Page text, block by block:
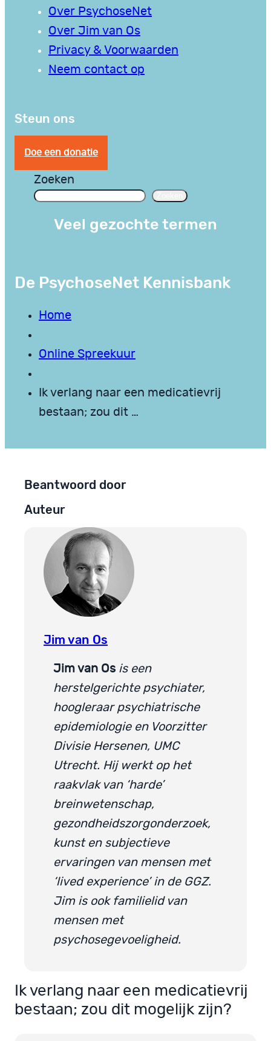
Over PsychoseNet
Over Jim van Os
Privacy & Voorwaarden
Neem contact op
Steun ons
Doe een donatie
Zoeken
Veel gezochte termen
De PsychoseNet Kennisbank
Home
Online Spreekuur
Ik verlang naar een medicatievrij
bestaan; zou dit …
Beantwoord door
Auteur
Jim van Os
Jim van Os is een
herstelgerichte psychiater,
hoogleraar psychiatrische
epidemiologie en Voorzitter
Divisie Hersenen, UMC
Utrecht. Hij werkt op het
raakvlak van ‘harde’
breinwetenschap,
gezondheidszorgonderzoek,
kunst en subjectieve
ervaringen van mensen met
‘lived experience’ in de GGZ.
Jim is ook familielid van
mensen met
psychosegevoeligheid.
Ik verlang naar een medicatievrij
bestaan; zou dit mogelijk zijn?